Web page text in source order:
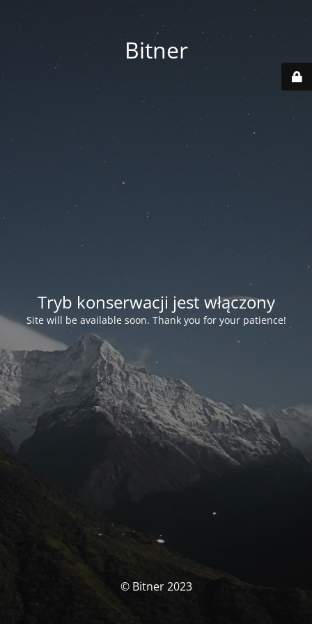
Bitner
Tryb konserwacji jest włączony
Site will be available soon. Thank you for your patience!
© Bitner 2023